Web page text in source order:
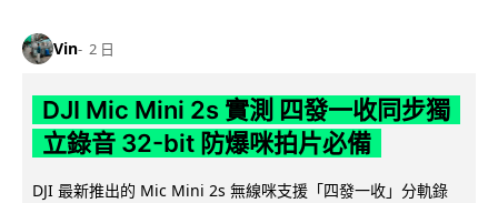
Vin 2 日
DJI Mic Mini 2s 實測 四發一收同步獨
立錄音 32-bit 防爆咪拍片必備
DJI 最新推出的 Mic Mini 2s 無線咪支援「四發一收」分軌錄